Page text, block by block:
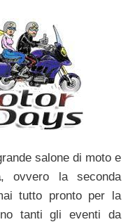
salone di moto e
, ovvero la seconda
tutto pronto per la
tanti gli eventi da